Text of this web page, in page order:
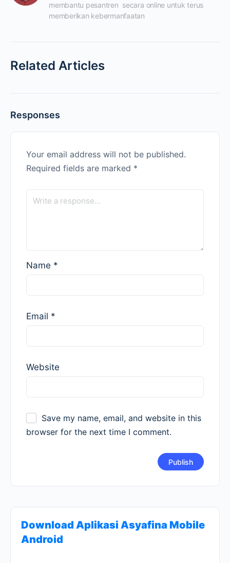
membantu pesantren  secara online untuk terus
memberikan kebermanfaatan
Related Articles
Responses
Your email address will not be published.
Required fields are marked *
Name *
Email *
Website
Save my name, email, and website in this
browser for the next time I comment.
Download Aplikasi Asyafina Mobile
Android